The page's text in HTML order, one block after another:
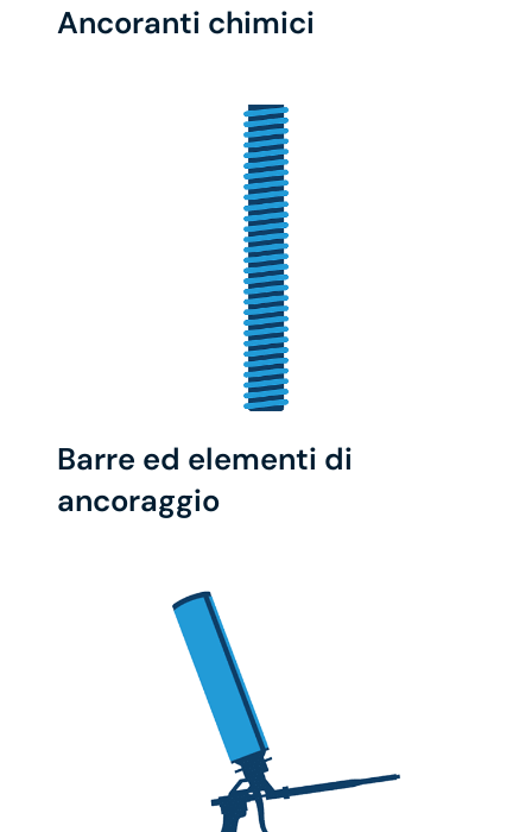
Ancoranti chimici
Barre ed elementi di
ancoraggio